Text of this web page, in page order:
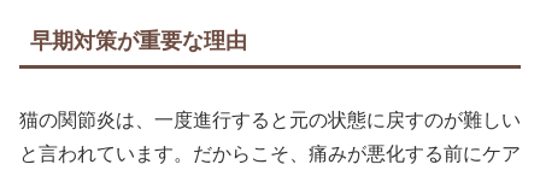
早期対策が重要な理由
猫の関節炎は、一度進行すると元の状態に戻すのが難しい
と言われています。だからこそ、痛みが悪化する前にケア